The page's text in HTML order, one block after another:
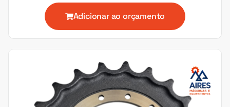
Adicionar ao orçamento